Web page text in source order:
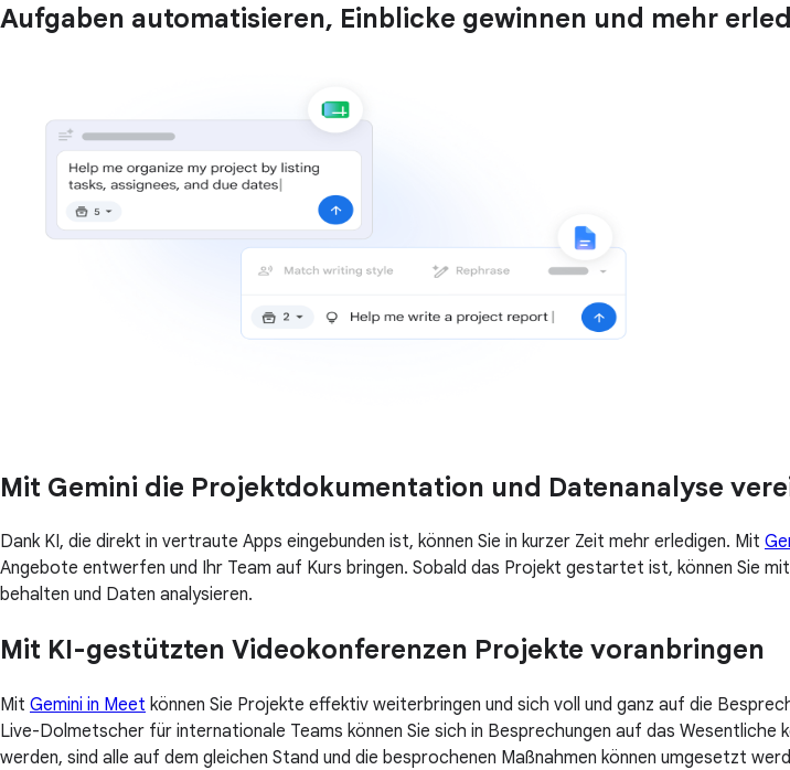
Aufgaben automatisieren, Einblicke gewinnen und mehr
Mit Gemini die Projektdokumentation und Datenanalyse
Dank KI, die direkt in vertraute Apps eingebunden ist, können Sie in kurzer Zeit mehr erledigen. Mit
Angebote entwerfen und Ihr Team auf Kurs bringen. Sobald das Projekt gestartet ist, können Sie mit
behalten und Daten analysieren.
Mit KI-gestützten Videokonferenzen Projekte voranbringen
Mit Gemini in Meet können Sie Projekte effektiv weiterbringen und sich voll und ganz auf die
Live-Dolmetscher für internationale Teams können Sie sich in Besprechungen auf das Wesentliche
werden, sind alle auf dem gleichen Stand und die besprochenen Maßnahmen können umgesetzt